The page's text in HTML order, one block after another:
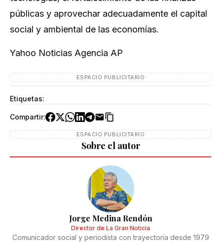
públicas y aprovechar adecuadamente el capital
social y ambiental de las economías.
Yahoo Noticias Agencia AP
ESPACIO PUBLICITARIO
Etiquetas:
Compartir:
ESPACIO PUBLICITARIO
Sobre el autor
Jorge Medina Rendón
Director de La Gran Noticia
Comunicador social y periodista con trayectoria desde 1979